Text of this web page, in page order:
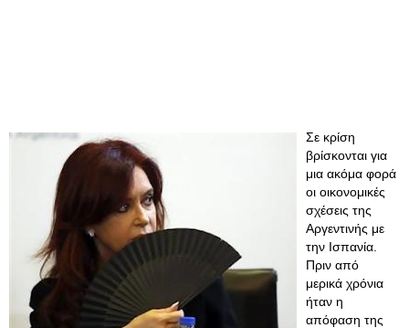
Σε κρίση
βρίσκονται για
μια ακόμα φορά
οι οικονομικές
σχέσεις της
Αργεντινής με
την Ισπανία.
Πριν από
μερικά χρόνια
ήταν η
απόφαση της